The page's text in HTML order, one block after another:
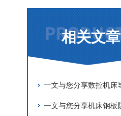
相关文章